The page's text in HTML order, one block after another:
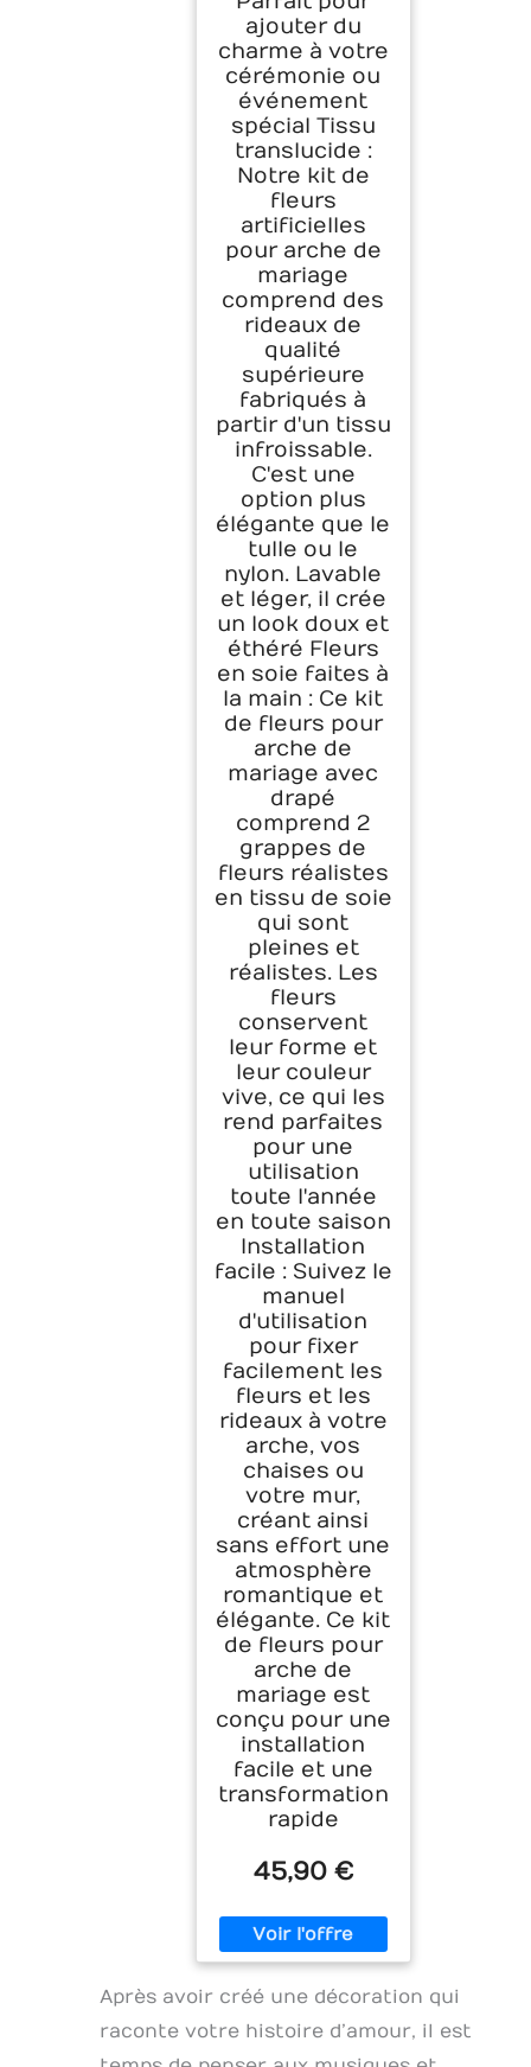
ajouter du
charme à votre
cérémonie ou
événement
spécial Tissu
translucide :
Notre kit de
fleurs
artificielles
pour arche de
mariage
comprend des
rideaux de
qualité
supérieure
fabriqués à
partir d'un tissu
infroissable.
C'est une
option plus
élégante que le
tulle ou le
nylon. Lavable
et léger, il crée
un look doux et
éthéré Fleurs
en soie faites à
la main : Ce kit
de fleurs pour
arche de
mariage avec
drapé
comprend 2
grappes de
fleurs réalistes
en tissu de soie
qui sont
pleines et
réalistes. Les
fleurs
conservent
leur forme et
leur couleur
vive, ce qui les
rend parfaites
pour une
utilisation
toute l'année
en toute saison
Installation
facile : Suivez le
manuel
d'utilisation
pour fixer
facilement les
fleurs et les
rideaux à votre
arche, vos
chaises ou
votre mur,
créant ainsi
sans effort une
atmosphère
romantique et
élégante. Ce kit
de fleurs pour
arche de
mariage est
conçu pour une
installation
facile et une
transformation
rapide
45,90 €
Après avoir créé une décoration qui
raconte votre histoire d’amour, il est